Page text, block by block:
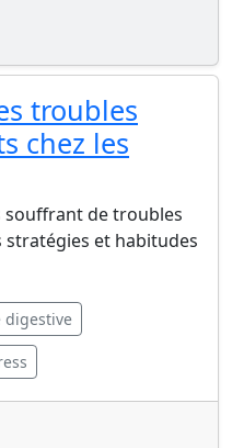
troubles
chez les
souffrant de troubles
et habitudes
digestive